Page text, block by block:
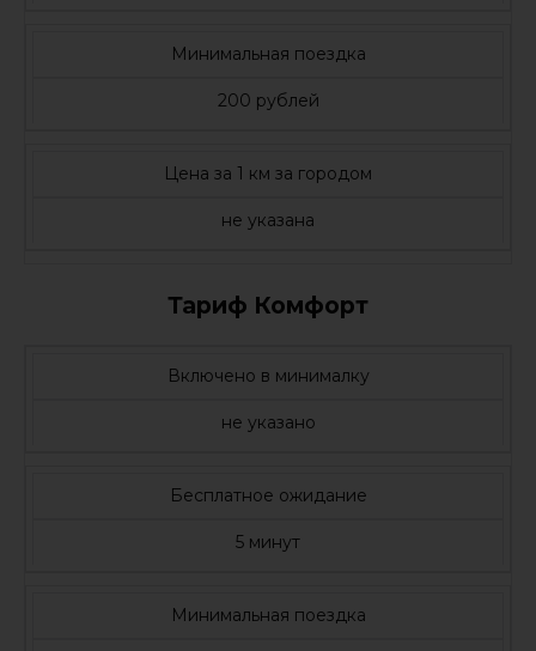
Минимальная поездка
200 рублей
Цена за 1 км за городом
не указана
Тариф Комфорт
Включено в минималку
не указано
Бесплатное ожидание
5 минут
Минимальная поездка